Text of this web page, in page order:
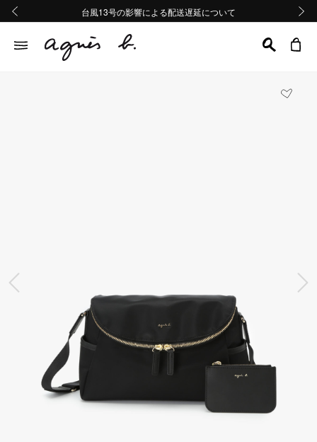
熊本地域地震の影響による配送遅延について
Summer Sale 2buy10%OFF!!
台風13号の影響による配送遅延について
熊本地域地震の影響による配送遅延について
Summer Sale 2buy10%OFF!!
前の画像